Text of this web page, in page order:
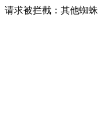
请求被拦截：其他蜘蛛